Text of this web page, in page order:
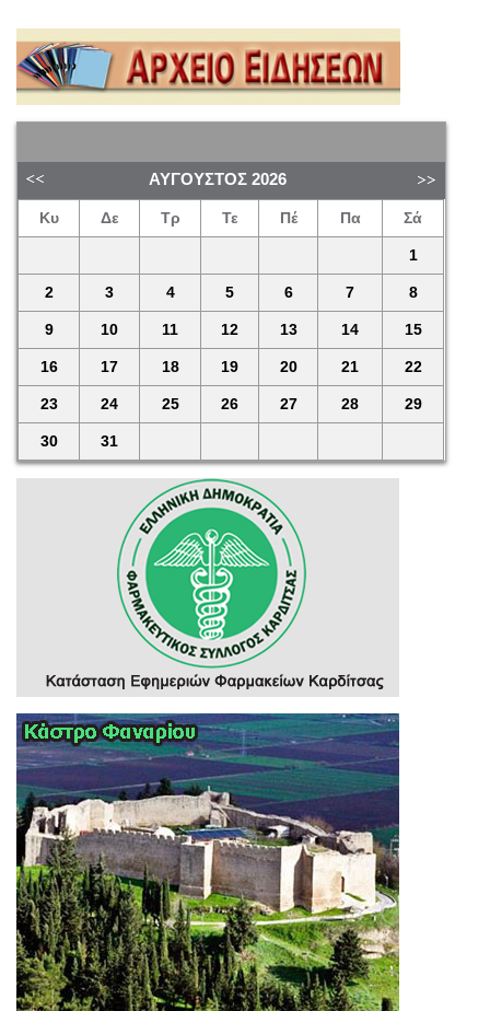
ΑΎΓΟΥΣΤΟΣ 2026
Κυ Δε Τρ Τε Πέ Πα Σά
1
2 3 4 5 6 7 8
9 10 11 12 13 14 15
16 17 18 19 20 21 22
23 24 25 26 27 28 29
30 31